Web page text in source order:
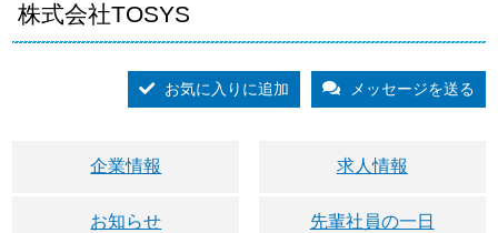
株式会社TOSYS
お気に入りに追加 メッセージを送る
企業情報 求人情報
お知らせ 先輩社員の一日